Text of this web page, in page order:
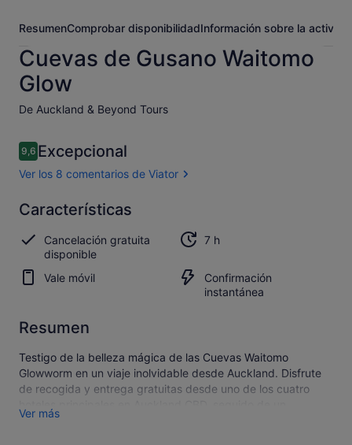
ResumenComprobar disponibilidadInformación sobre la
Cuevas de Gusano Waitomo
Glow
De Auckland & Beyond Tours
Comentarios
9,69,6 de 10
Excepcional
Ver los 8 comentarios de Viator
9.69.6 sobre 10
Excepcional
Abrir los
8 comentarios
de Viator
Características
Cancelación gratuita
disponible
7 h
Vale móvil
Confirmación
instantánea
Resumen
Testigo de la belleza mágica de las Cuevas Waitomo
Glowworm en un viaje inolvidable desde Auckland. Disfrute
de recogida y entrega gratuitas desde uno de los cuatro
pintoresco viaje de 2,5 horas a través del sur de Auckland y
Ver más